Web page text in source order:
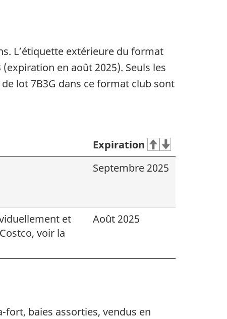
L’étiquette extérieure du format
en août 2025). Seuls les
lot 7B3G dans ce format club sont
Expiration
Septembre 2025
et
voir la
Août 2025
fort, baies assorties, vendus en